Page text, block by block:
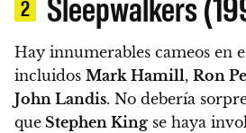
2
Hay innumerables cameos en
incluidos Mark Hamill, Ron
John Landis. No debería
que Stephen King se haya